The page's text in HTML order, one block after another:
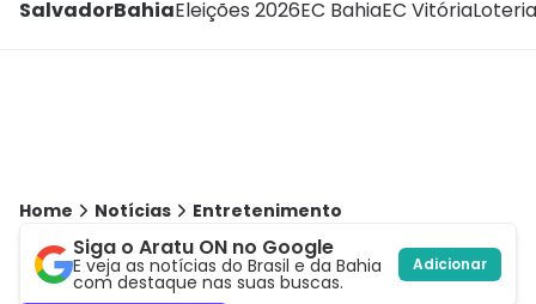
SalvadorBahiaEleições 2026EC BahiaEC Vitória
Home Notícias Entretenimento
Siga o Aratu ON no Google
E veja as notícias do Brasil e da Bahia
com destaque nas suas buscas.
Adicionar